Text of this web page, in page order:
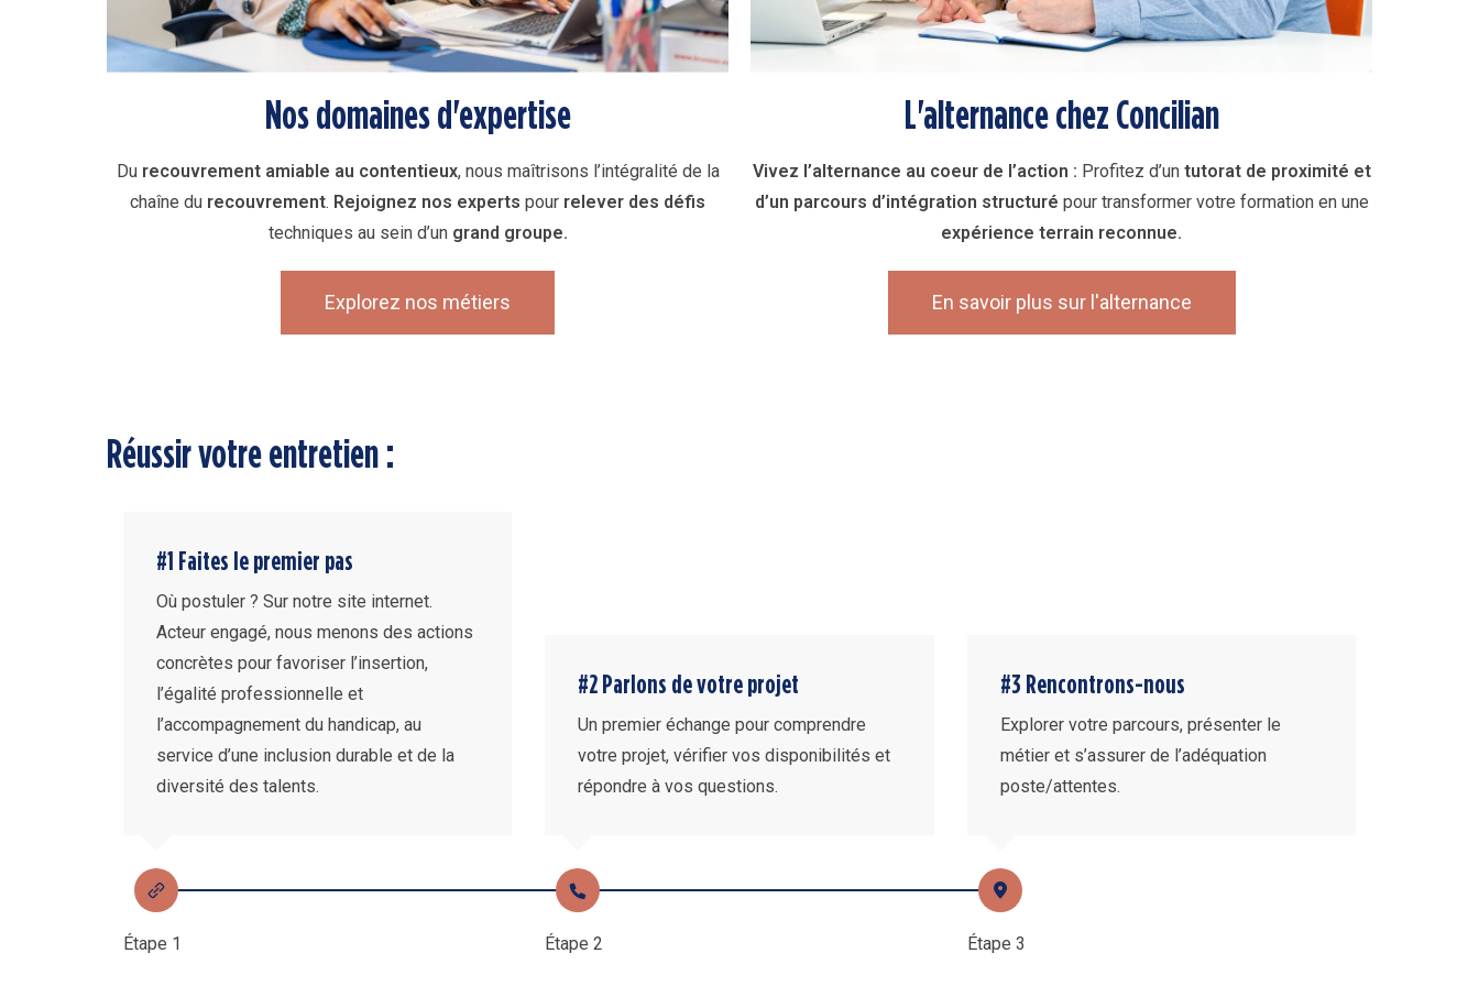
Nos domaines d'expertise
Du recouvrement amiable au contentieux, nous maîtrisons l’intégralité de la
chaîne du recouvrement. Rejoignez nos experts pour relever des défis
techniques au sein d’un grand groupe.
Explorez nos métiers
L'alternance chez Concilian
Vivez l’alternance au coeur de l’action : Profitez d’un tutorat de proximité et
d’un parcours d’intégration structuré pour transformer votre formation en une
expérience terrain reconnue.
En savoir plus sur l'alternance
Réussir votre entretien :
#1 Faites le premier pas
Où postuler ? Sur notre site internet.
Acteur engagé, nous menons des actions
concrètes pour favoriser l’insertion,
l’égalité professionnelle et
l’accompagnement du handicap, au
service d’une inclusion durable et de la
diversité des talents.
#2 Parlons de votre projet
Un premier échange pour comprendre
votre projet, vérifier vos disponibilités et
répondre à vos questions.
#3 Rencontrons-nous
Explorer votre parcours, présenter le
métier et s’assurer de l’adéquation
poste/attentes.
Étape 1 Étape 2 Étape 3